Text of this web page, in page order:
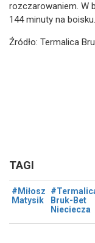
rozczarowaniem. W
144 minuty na boisku.
Źródło: Termalica
TAGI
#Miłosz
Matysik
Bruk-Bet
Nieciecza